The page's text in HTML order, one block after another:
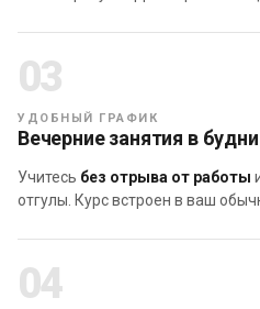
03
УДОБНЫЙ ГРАФИК
Вечерние занятия в
Учитесь без отрыва от работы
отгулы. Курс встроен в ваш
04